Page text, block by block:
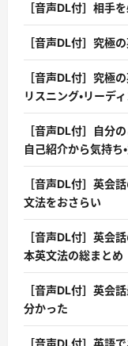
［音声DL付］相手
［音声DL付］究極
［音声DL付］究極
リスニング・リーディ
［音声DL付］自分
自己紹介から気持ち
［音声DL付］英会
文法をおさらい
［音声DL付］英会
本英文法の総まとめ
［音声DL付］英会
分かった